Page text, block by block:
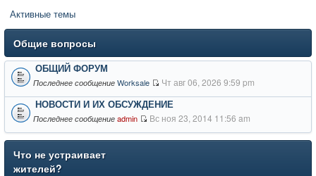
Активные темы
Общие вопросы
ОБЩИЙ ФОРУМ
Последнее сообщение Worksale Чт авг 06, 2026 9:59 pm
НОВОСТИ И ИХ ОБСУЖДЕНИЕ
Последнее сообщение admin Вс ноя 23, 2014 11:56 am
Что не устраивает
жителей?